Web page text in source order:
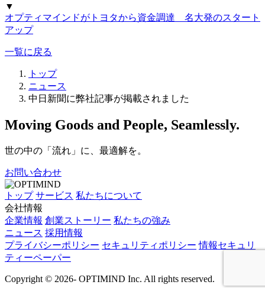
▼
オプティマインドがトヨタから資金調達 名大発のスタート
アップ
一覧に戻る
トップ
ニュース
中日新聞に弊社記事が掲載されました
Moving Goods and People, Seamlessly.
世の中の「流れ」に、最適解を。
お問い合わせ
トップ サービス 私たちについて
会社情報
企業情報 創業ストーリー 私たちの強み
ニュース 採用情報
プライバシーポリシー セキュリティポリシー 情報セキュリ
ティーペーパー
Copyright © 2026- OPTIMIND Inc. All rights reserved.